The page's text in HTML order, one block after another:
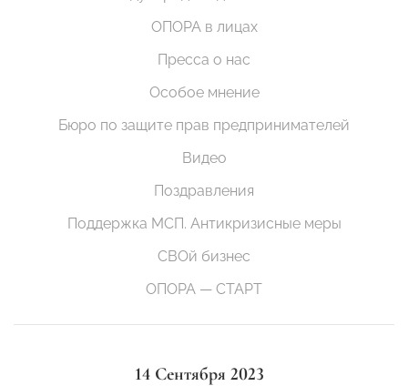
ОПОРА в лицах
Пресса о нас
Особое мнение
Бюро по защите прав предпринимателей
Видео
Поздравления
Поддержка МСП. Антикризисные меры
СВОй бизнес
ОПОРА — СТАРТ
14 Сентября 2023